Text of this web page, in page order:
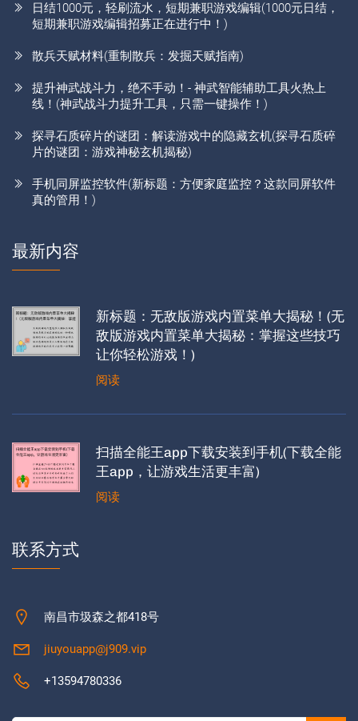
日结1000元，轻刷流水，短期兼职游戏编辑(1000元日结，
短期兼职游戏编辑招募正在进行中！)
散兵天赋材料(重制散兵：发掘天赋指南)
提升神武战斗力，绝不手动！- 神武智能辅助工具火热上
线！(神武战斗力提升工具，只需一键操作！)
探寻石质碎片的谜团：解读游戏中的隐藏玄机(探寻石质碎
片的谜团：游戏神秘玄机揭秘)
手机同屏监控软件(新标题：方便家庭监控？这款同屏软件
真的管用！)
最新内容
新标题：无敌版游戏内置菜单大揭秘！(无
敌版游戏内置菜单大揭秘：掌握这些技巧
让你轻松游戏！)
阅读
扫描全能王app下载安装到手机(下载全能
王app，让游戏生活更丰富)
阅读
联系方式
南昌市圾森之都418号
jiuyouapp@j909.vip
+13594780336